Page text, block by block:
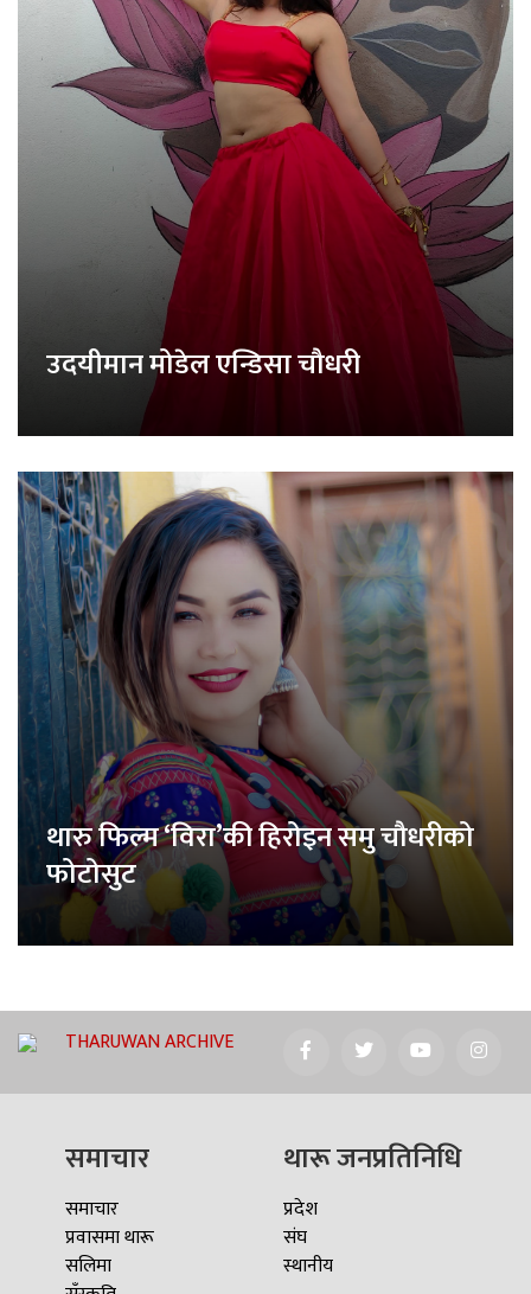
उदयीमान मोडेल एन्डिसा चौधरी
थारु फिल्म ‘विरा’की हिरोइन समु चौधरीको
फोटोसुट
THARUWAN ARCHIVE
समाचार
समाचार
प्रवासमा थारू
सलिमा
थारू जनप्रतिनिधि
प्रदेश
संघ
स्थानीय